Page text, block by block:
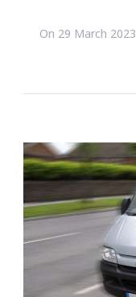
On 29 March 2023